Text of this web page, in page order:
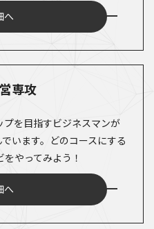
へ
専攻
を目指すビジネスマンが
います。どのコースにする
やってみよう！
へ